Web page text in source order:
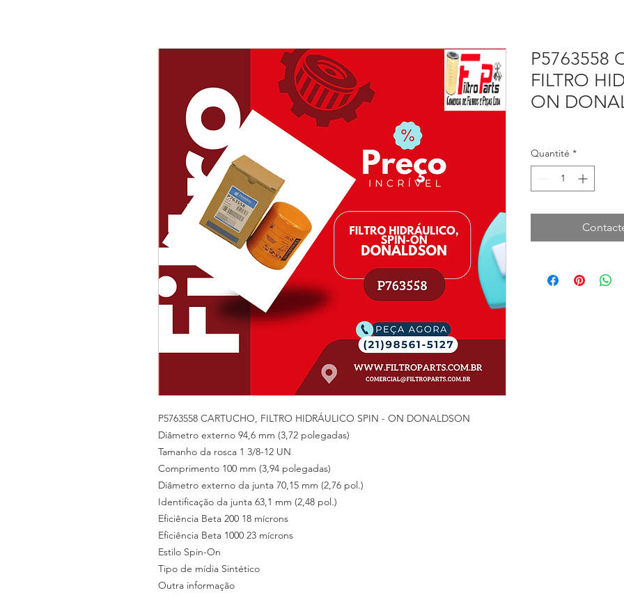
P5763558 CARTUCHO, FILTRO HIDRÁULICO SPIN - ON DONALDSON
Diâmetro externo 94,6 mm (3,72 polegadas)
Tamanho da rosca 1 3/8-12 UN
Comprimento 100 mm (3,94 polegadas)
Diâmetro externo da junta 70,15 mm (2,76 pol.)
Identificação da junta 63,1 mm (2,48 pol.)
Eficiência Beta 200 18 mícrons
Eficiência Beta 1000 23 mícrons
Estilo Spin-On
Tipo de mídia Sintético
Outra informação
P5763558
FILTRO
ON
Quantité *